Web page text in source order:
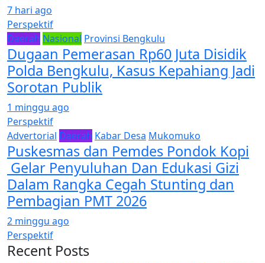
7 hari ago
Perspektif
Daerah Nasional Provinsi Bengkulu
Dugaan Pemerasan Rp60 Juta Disidik
Polda Bengkulu, Kasus Kepahiang Jadi
Sorotan Publik
1 minggu ago
Perspektif
Advertorial Daerah Kabar Desa Mukomuko
Puskesmas dan Pemdes Pondok Kopi
Gelar Penyuluhan Dan Edukasi Gizi
Dalam Rangka Cegah Stunting dan
Pembagian PMT 2026
2 minggu ago
Perspektif
Recent Posts